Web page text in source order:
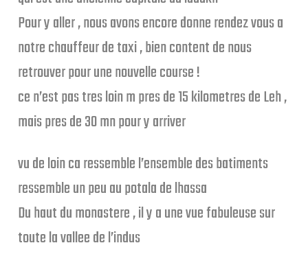
Pour y aller , nous avons encore donne rendez vous a
notre chauffeur de taxi , bien content de nous
retrouver pour une nouvelle course !
ce n’est pas tres loin m pres de 15 kilometres de Leh ,
mais pres de 30 mn pour y arriver
vu de loin ca ressemble l’ensemble des batiments
ressemble un peu au potala de lhassa
Du haut du monastere , il y a une vue fabuleuse sur
toute la vallee de l’indus